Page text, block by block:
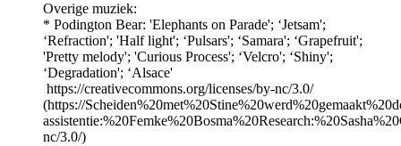
Overige muziek:
* Podington Bear: 'Elephants on Parade'; ‘Jetsam';
‘Refraction'; 'Half light'; ‘Pulsars'; ‘Samara'; ‘Grapefruit';
'Pretty melody'; 'Curious Process'; ‘Velcro'; ‘Shiny';
‘Degradation'; ‘Alsace'
https://creativecommons.org/licenses/by-nc/3.0/
(https://
nc/3.0/)